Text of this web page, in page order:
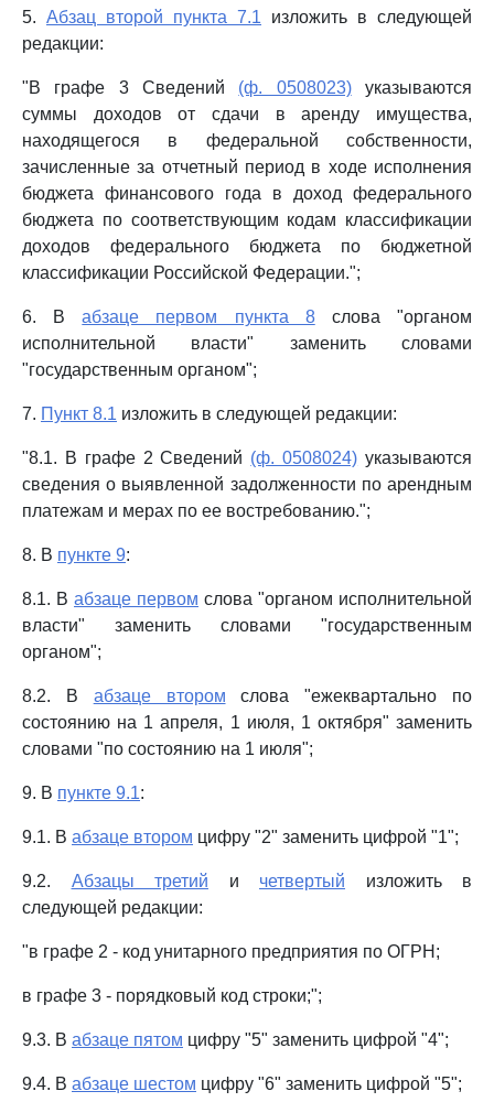
5. Абзац второй пункта 7.1 изложить в следующей
редакции:
"В графе 3 Сведений (ф. 0508023)указываются
суммы доходов от сдачи в аренду имущества,
находящегося в федеральной собственности,
зачисленные за отчетный период в ходе исполнения
бюджета финансового года в доход федерального
бюджета по соответствующим кодам классификации
доходов федерального бюджета по бюджетной
классификации Российской Федерации.";
6. Вабзаце первом пункта 8слова "органом
исполнительной власти" заменить словами
"государственным органом";
7. Пункт 8.1 изложить в следующей редакции:
"8.1. В графе 2 Сведений (ф. 0508024) указываются
сведения о выявленной задолженности по арендным
платежам и мерах по ее востребованию.";
8. В пункте 9:
8.1. В абзаце первом слова "органом исполнительной
власти" заменить словами "государственным
органом";
8.2. В абзаце втором слова "ежеквартально по
состоянию на 1 апреля, 1 июля, 1 октября" заменить
словами "по состоянию на 1 июля";
9. В пункте 9.1:
9.1. В абзаце втором цифру "2" заменить цифрой "1";
9.2. Абзацы третий и четвертый изложить в
следующей редакции:
"в графе 2 - код унитарного предприятия по ОГРН;
в графе 3 - порядковый код строки;";
9.3. В абзаце пятом цифру "5" заменить цифрой "4";
9.4. В абзаце шестом цифру "6" заменить цифрой "5";